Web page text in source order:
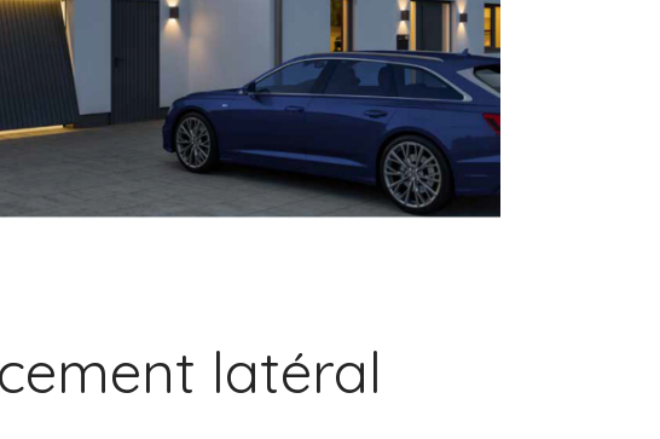
latéral